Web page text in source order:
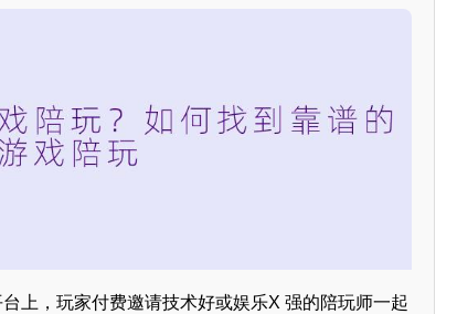
上，玩家付费邀请技术好或娱乐X 强的陪玩师一起